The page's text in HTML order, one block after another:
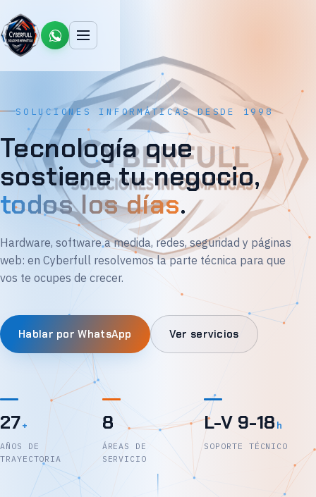
SOLUCIONES INFORMÁTICAS DESDE 1998
Tecnología que
sostiene tu negocio,
todos los días.
Hardware, software a medida, redes, seguridad y páginas
web: en Cyberfull resolvemos la parte técnica para que
vos te ocupes de crecer.
Hablar por WhatsApp Ver servicios
27+
AÑOS DE
TRAYECTORIA
8
ÁREAS DE
SERVICIO
L-V 9-18 h
SOPORTE TÉCNICO